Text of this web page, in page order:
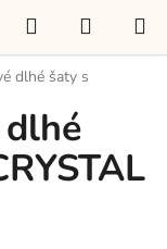
Hľadať
KOŠÍK
dlhé šaty s